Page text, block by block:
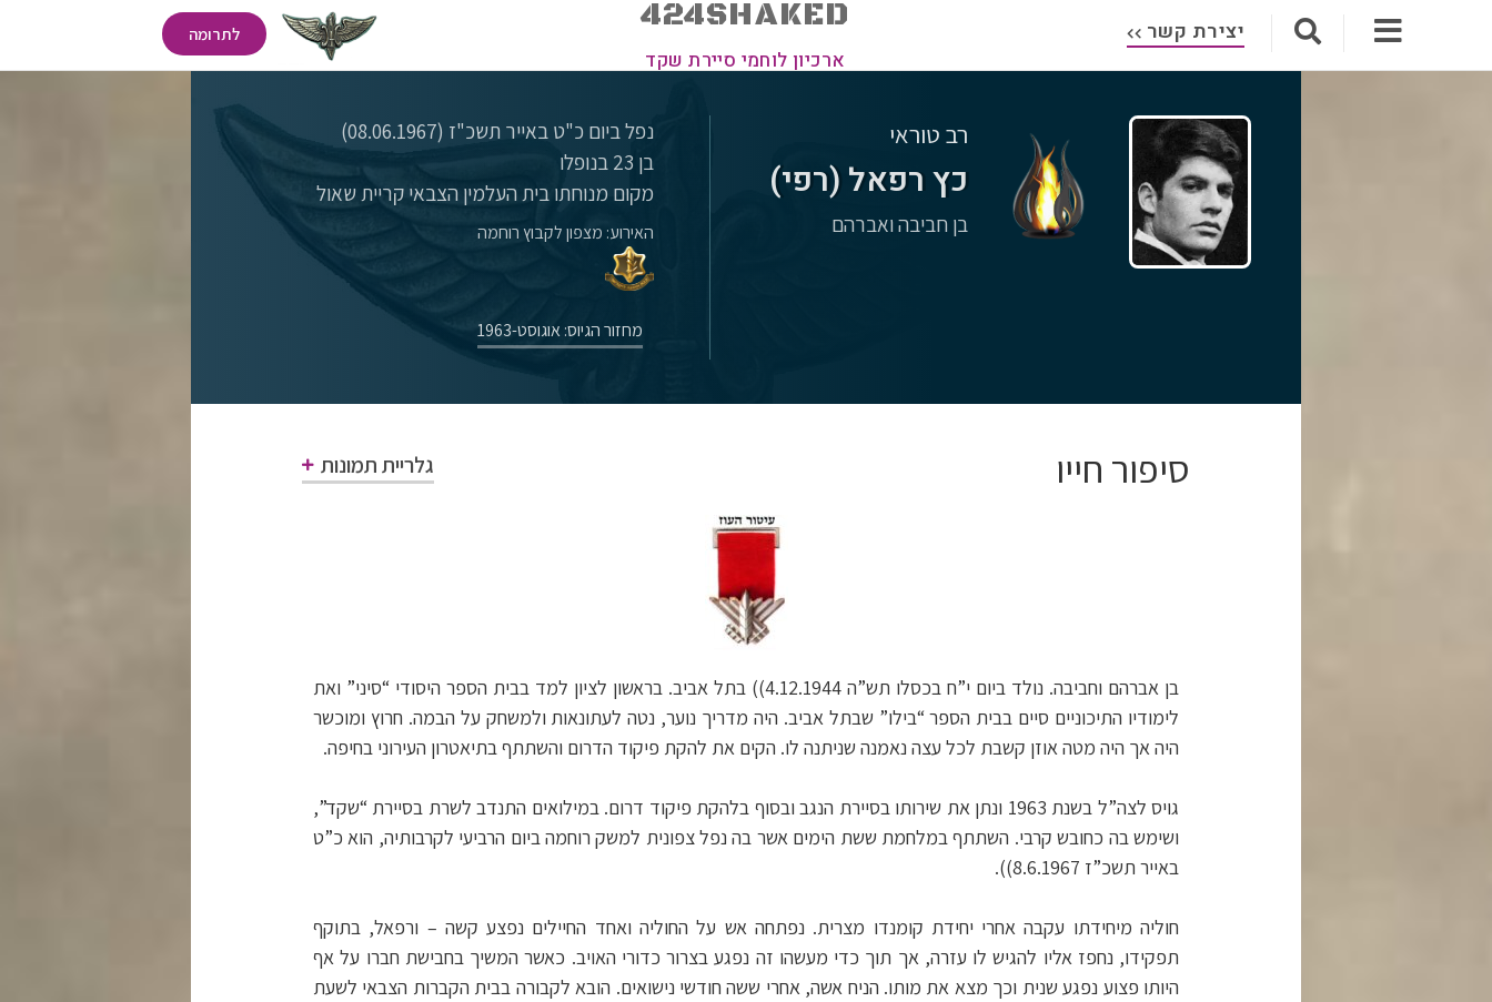
יצירת קשר 424SHAKED
ארכיון לוחמי סיירת שקד
לתרומה
רב טוראי
כץ רפאל (רפי)
בן חביבה ואברהם
נפל ביום כ"ט באייר תשכ"ז (08.06.1967)
בן 23 בנופלו
מקום מנוחתו בית העלמין הצבאי קריית שאול
האירוע: מצפון לקבוץ רוחמה
מחזור הגיוס: אוגוסט-1963
סיפור חייו גלריית תמונות
בן אברהם וחביבה. נולד ביום י”ח בכסלו תש”ה 4.12.1944)) בתל אביב. בראשון לציון למד בבית הספר היסודי “סיני” ואת
לימודיו התיכוניים סיים בבית הספר “בילו” שבתל אביב. היה מדריך נוער, נטה לעתונאות ולמשחק על הבמה. חרוץ ומוכשר
היה אך היה מטה אוזן קשבת לכל עצה נאמנה שניתנה לו. הקים את להקת פיקוד הדרום והשתתף בתיאטרון העירוני בחיפה.
גויס לצה”ל בשנת 1963 ונתן את שירותו בסיירת הנגב ובסוף בלהקת פיקוד דרום. במילואים התנדב לשרת בסיירת “שקד”,
ושימש בה כחובש קרבי. השתתף במלחמת ששת הימים אשר בה נפל צפונית למשק רוחמה ביום הרביעי לקרבותיה, הוא כ”ט
באייר תשכ”ז 8.6.1967)).
חוליה מיחידתו עקבה אחרי יחידת קומנדו מצרית. נפתחה אש על החוליה ואחד החיילים נפצע קשה – ורפאל, בתוקף
תפקידו, נחפז אליו להגיש לו עזרה, אך תוך כדי מעשהו זה נפגע בצרור כדורי האויב. כאשר המשיך בחבישת חברו על אף
היותו פצוע נפגע שנית וכך מצא את מותו. הניח אשה, אחרי ששה חודשי נישואים. הובא לקבורה בבית הקברות הצבאי לשעת